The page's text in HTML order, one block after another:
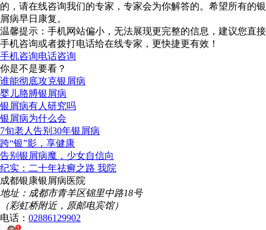
的，请在线咨询我们的专家，专家会为你解答的。希望所有的银
屑病早日康复。
温馨提示：手机网站偏小，无法展现更完整的信息，建议您直接
手机咨询或者拨打电话给在线专家，更快捷更有效！
手机咨询电话咨询
你是不是要看？
谁能彻底攻克银屑病
婴儿胳膊银屑病
银屑病有人研究吗
银屑病为什么会
7旬老人告别30年银屑病
跨“银”影，享健康
告别银屑病魔，少女自信向
纪实：二十年祛癣之路 我院
成都银康银屑病医院
地址：成都市青羊区锦里中路18号
（彩虹桥附近，原邮电宾馆）
电话： 02886129902